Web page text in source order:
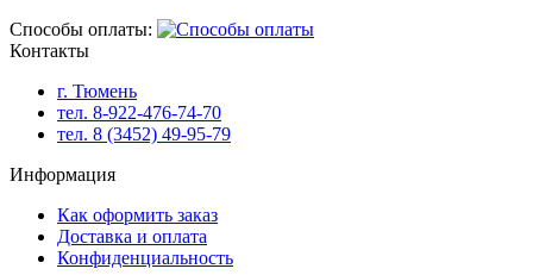
Способы оплаты:
Контакты
г. Тюмень
тел. 8-922-476-74-70
тел. 8 (3452) 49-95-79
Информация
Как оформить заказ
Доставка и оплата
Конфиденциальность